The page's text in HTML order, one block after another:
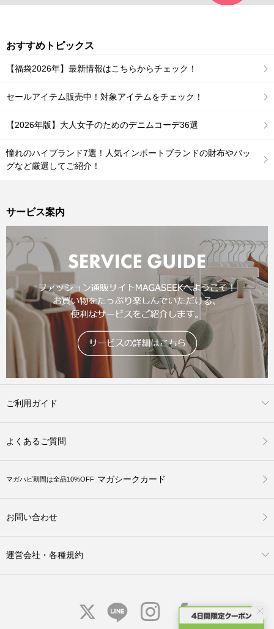
おすすめトピックス
【福袋2026年】最新情報はこちらからチェック！
セールアイテム販売中！対象アイテムをチェック！
【2026年版】大人女子のためのデニムコーデ36選
憧れのハイブランド7選！人気インポートブランドの財布やバッ
グなど厳選してご紹介！
サービス案内
ご利用ガイド
よくあるご質問
マガハピ期間は全品10%OFF マガシークカード
お問い合わせ
運営会社・各種規約